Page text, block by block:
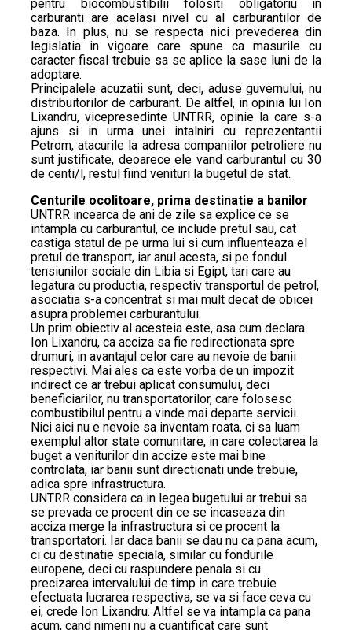
pentru biocombustibilii folositi obligatoriu in
carburanti are acelasi nivel cu al carburantilor de
baza. In plus, nu se respecta nici prevederea din
legislatia in vigoare care spune ca masurile cu
caracter fiscal trebuie sa se aplice la sase luni de la
adoptare.
Principalele acuzatii sunt, deci, aduse guvernului, nu
distribuitorilor de carburant. De altfel, in opinia lui Ion
Lixandru, vicepresedinte UNTRR, opinie la care s-a
ajuns si in urma unei intalniri cu reprezentantii
Petrom, atacurile la adresa companiilor petroliere nu
sunt justificate, deoarece ele vand carburantul cu 30
de centi/l, restul fiind venituri la bugetul de stat.
Centurile ocolitoare, prima destinatie a banilor
UNTRR incearca de ani de zile sa explice ce se
intampla cu carburantul, ce include pretul sau, cat
castiga statul de pe urma lui si cum influenteaza el
pretul de transport, iar anul acesta, si pe fondul
tensiunilor sociale din Libia si Egipt, tari care au
legatura cu productia, respectiv transportul de petrol,
asociatia s-a concentrat si mai mult decat de obicei
asupra problemei carburantului.
Un prim obiectiv al acesteia este, asa cum declara
Ion Lixandru, ca acciza sa fie redirectionata spre
drumuri, in avantajul celor care au nevoie de banii
respectivi. Mai ales ca este vorba de un impozit
indirect ce ar trebui aplicat consumului, deci
beneficiarilor, nu transportatorilor, care folosesc
combustibilul pentru a vinde mai departe servicii.
Nici aici nu e nevoie sa inventam roata, ci sa luam
exemplul altor state comunitare, in care colectarea la
buget a veniturilor din accize este mai bine
controlata, iar banii sunt directionati unde trebuie,
adica spre infrastructura.
UNTRR considera ca in legea bugetului ar trebui sa
se prevada ce procent din ce se incaseaza din
acciza merge la infrastructura si ce procent la
transportatori. Iar daca banii se dau nu ca pana acum,
ci cu destinatie speciala, similar cu fondurile
europene, deci cu raspundere penala si cu
precizarea intervalului de timp in care trebuie
efectuata lucrarea respectiva, se va si face ceva cu
ei, crede Ion Lixandru. Altfel se va intampla ca pana
acum, cand nimeni nu a cuantificat care sunt